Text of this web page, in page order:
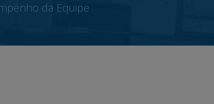
da Equipe